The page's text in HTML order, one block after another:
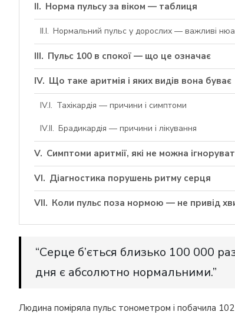
Норма пульсу за віком — таблиця
Нормальний пульс у дорослих — важливі
Пульс 100 в спокої — що це означає
Що таке аритмія і яких видів вона буває
Тахікардія — причини і симптоми
Брадикардія — причини і лікування
Симптоми аритмії, які не можна
Діагностика порушень ритму серця
Коли пульс поза нормою — не привід
“Серце б’ється близько 100 000
дня є абсолютно нормальними.”
Людина поміряла пульс тонометром і побачила 102